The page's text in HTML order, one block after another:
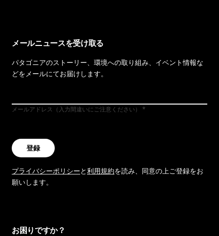
メールニュースを受け取る
パタゴニアのストーリー、環境への取り組み、イベント情報な
どをメールにてお届けします。
メールアドレス（入力間違いにご注意ください）
登録
プライバシーポリシーと利用規約を読み、同意の上ご登録をお
願いします。
お困りですか？